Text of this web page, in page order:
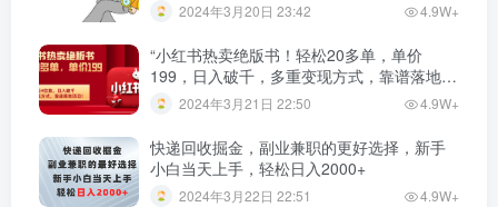
2024年3月20日 23:42 4.9W+
“小红书热卖绝版书！轻松20多单，单价
199，日入破千，多重变现方式，靠谱落地项
目！”2024年3月21日 22:50 4.9W+
快递回收掘金，副业兼职的更好选择，新手
小白当天上手，轻松日入2000+
2024年3月22日 22:51 4.9W+